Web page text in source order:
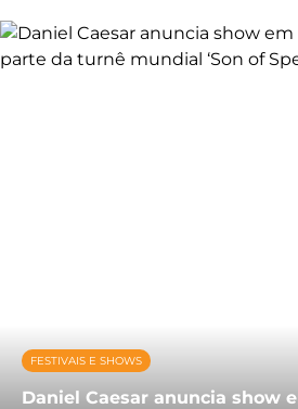
FESTIVAIS E SHOWS
Daniel Caesar anuncia show